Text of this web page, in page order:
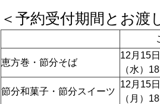
＜予約受付期間とお渡
恵方巻・節分そば
12月15
（水）
節分和菓子・節分スイーツ
12月15
（月）